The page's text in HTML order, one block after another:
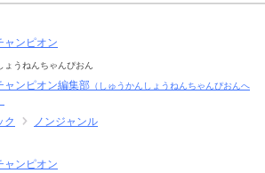
ャンピオン
ょうねんちゃんぴおん
ャンピオン編集部 （しゅうかんしょうねんちゃんぴおんへ
ク
ノンジャンル
ャンピオン